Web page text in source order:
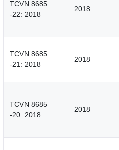
TCVN 8685
-22: 2018
2018
TCVN 8685
-21: 2018
2018
TCVN 8685
-20: 2018
2018